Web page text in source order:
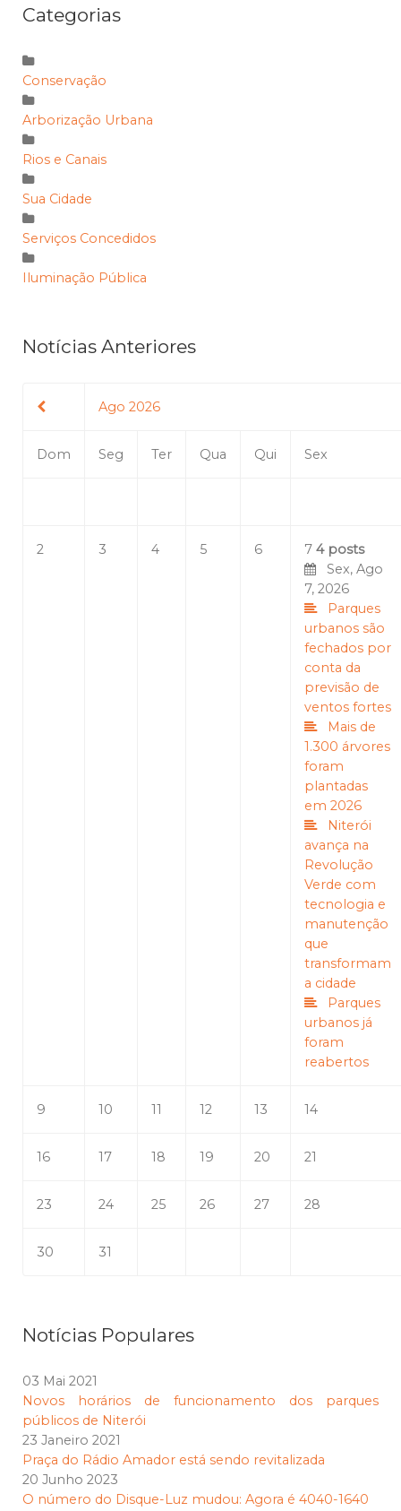
Categorias
Conservação
Arborização Urbana
Rios e Canais
Sua Cidade
Serviços Concedidos
Iluminação Pública
Notícias Anteriores
Ago 2026
Dom Seg Ter Qua Qui Sex
2 3 4 5 6 7 4 posts
Sex, Ago
7, 2026
Parques
urbanos são
fechados por
conta da
previsão de
ventos fortes
Mais de
1.300 árvores
foram
plantadas
em 2026
Niterói
avança na
Revolução
Verde com
tecnologia e
manutenção
que
transformam
a cidade
Parques
urbanos já
foram
reabertos
9 10 11 12 13 14
16 17 18 19 20 21
23 24 25 26 27 28
30 31
Notícias Populares
03 Mai 2021
Novos horários de funcionamento dos parques
públicos de Niterói
23 Janeiro 2021
Praça do Rádio Amador está sendo revitalizada
20 Junho 2023
O número do Disque-Luz mudou: Agora é 4040-1640